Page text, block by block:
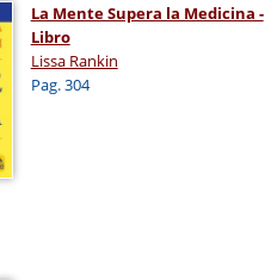
La Mente Supera la Medicina -
Libro
Lissa Rankin
Pag. 304